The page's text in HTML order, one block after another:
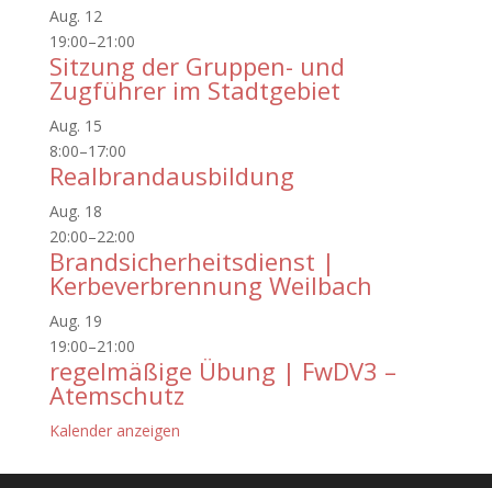
Aug. 12
19:00–21:00
Sitzung der Gruppen- und
Zugführer im Stadtgebiet
Aug. 15
8:00–17:00
Realbrandausbildung
Aug. 18
20:00–22:00
Brandsicherheitsdienst |
Kerbeverbrennung Weilbach
Aug. 19
19:00–21:00
regelmäßige Übung | FwDV3 –
Atemschutz
Kalender anzeigen